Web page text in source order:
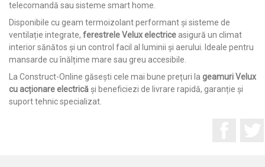
telecomandă sau sisteme smart home.
Disponibile cu geam termoizolant performant și sisteme de
ventilație integrate, ferestrele Velux electrice asigură un climat
interior sănătos și un control facil al luminii și aerului. Ideale pentru
mansarde cu înălțime mare sau greu accesibile.
La Construct-Online găsești cele mai bune prețuri la geamuri Velux
cu acționare electrică și beneficiezi de livrare rapidă, garanție și
suport tehnic specializat.